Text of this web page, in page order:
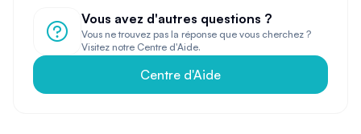
Vous avez d'autres questions ?
Vous ne trouvez pas la réponse que vous cherchez ?
Visitez notre Centre d'Aide.
Centre d'Aide